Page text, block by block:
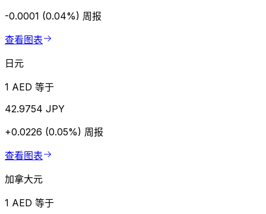
-0.0001 (0.04%) 周报
查看图表
日元
1 AED 等于
42.9754 JPY
+0.0226 (0.05%) 周报
查看图表
加拿大元
1 AED 等于